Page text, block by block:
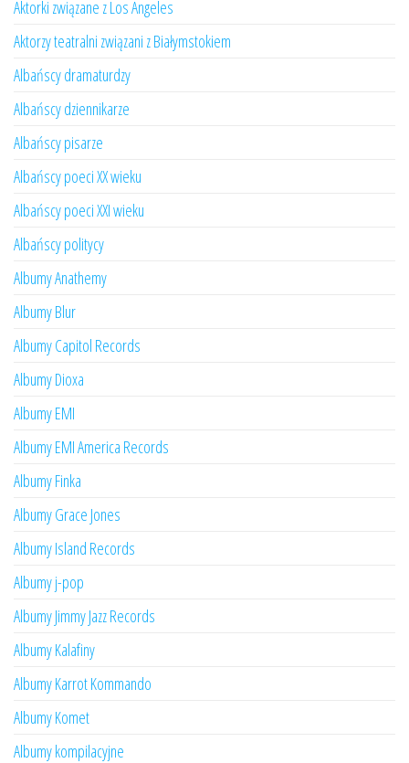
Aktorki związane z Los Angeles
Aktorzy teatralni związani z Białymstokiem
Albańscy dramaturdzy
Albańscy dziennikarze
Albańscy pisarze
Albańscy poeci XX wieku
Albańscy poeci XXI wieku
Albańscy politycy
Albumy Anathemy
Albumy Blur
Albumy Capitol Records
Albumy Dioxa
Albumy EMI
Albumy EMI America Records
Albumy Finka
Albumy Grace Jones
Albumy Island Records
Albumy j-pop
Albumy Jimmy Jazz Records
Albumy Kalafiny
Albumy Karrot Kommando
Albumy Komet
Albumy kompilacyjne